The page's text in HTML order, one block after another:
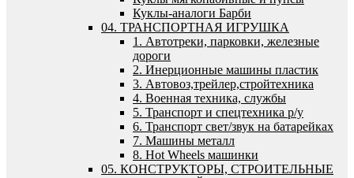
Куклы-аналоги Барби
04. ТРАНСПОРТНАЯ ИГРУШКА
1. Автотреки, парковки, железные
дороги
2. Инерционные машины пластик
3. Автовоз,трейлер,стройтехника
4. Военная техника, службы
5. Транспорт и спецтехника р/у
6. Транспорт свет/звук на батарейках
7. Машины металл
8. Hot Wheels машинки
05. КОНСТРУКТОРЫ, СТРОИТЕЛЬНЫЕ